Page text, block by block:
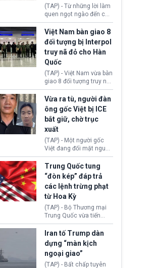
(TAP) - Từ những lời làm
quen ngọt ngào đến các
“sàn vàng ảo”, bất động
sản trực tuyến cùng
đường dây đánh bạc quy
mô lớn, hai tổ chức tội
phạm xuyên quốc gia đã
dựng lên mạng lưới hoạt
động tại Việt Nam và
Lào, lôi kéo hàng nghìn
người tham gia, luân
chuyển dòng tiền qua
nhiều lớp tài khoản. Sau
hơn 2 tuần phối hợp truy
xét, lực lượng chức năng
hai nước đã bắt giữ 171
Việt Nam bàn giao 8
đối tượng bị Interpol
truy nã đỏ cho Hàn
Quốc
(TAP) - Việt Nam vừa bàn
giao 8 đối tượng truy nã
đỏ Interpol cho lực lượng
chức năng Hàn Quốc.
Nhóm này bị xác định
lừa đảo 619 nạn nhân,
chiếm đoạt hơn 17,7 tỷ
KRW.
Vừa ra tù, người đàn
ông gốc Việt bị ICE
bắt giữ, chờ trục
xuất
(TAP) - Một người gốc
Việt đang đối mặt nguy
cơ bị trục xuất khỏi Hoa
Kỳ sau khi đã chấp hành
xong bản án liên quan
đến tội ác từ hơn 30
năm trước tại California.
Trung Quốc tung
“đòn kép” đáp trả
các lệnh trừng phạt
từ Hoa Kỳ
(TAP) - Bộ Thương mại
Trung Quốc vừa tiến
hành áp đặt lệnh trừng
phạt lên hàng loạt thực
thể và siết chặt kiểm
soát xuất khẩu máy bay
không người lái (UAV)
sang Hoa Kỳ. Động thái
Iran tố Trump dàn
dựng “màn kịch
ngoại giao”
(TAP) - Bất chấp tuyên